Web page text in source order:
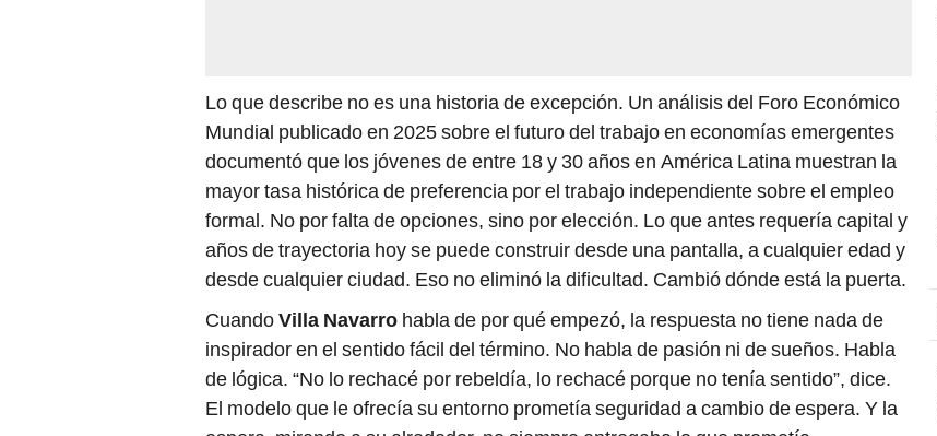
Lo que describe no es una historia de excepción. Un análisis del Foro Económico
Mundial publicado en 2025 sobre el futuro del trabajo en economías emergentes
documentó que los jóvenes de entre 18 y 30 años en América Latina muestran la
mayor tasa histórica de preferencia por el trabajo independiente sobre el empleo
formal. No por falta de opciones, sino por elección. Lo que antes requería capital y
años de trayectoria hoy se puede construir desde una pantalla, a cualquier edad y
desde cualquier ciudad. Eso no eliminó la dificultad. Cambió dónde está la puerta.
CuandoVilla Navarro habla de por qué empezó, la respuesta no tiene nada de
inspirador en el sentido fácil del término. No habla de pasión ni de sueños. Habla
de lógica. “No lo rechacé por rebeldía, lo rechacé porque no tenía sentido”, dice.
El modelo que le ofrecía su entorno prometía seguridad a cambio de espera. Y la